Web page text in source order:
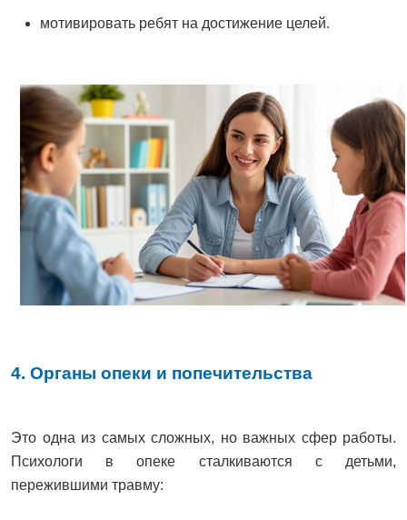
мотивировать ребят на достижение целей.
4. Органы опеки и попечительства
Это одна из самых сложных, но важных сфер работы.
Психологи в опеке сталкиваются с детьми,
пережившими травму: